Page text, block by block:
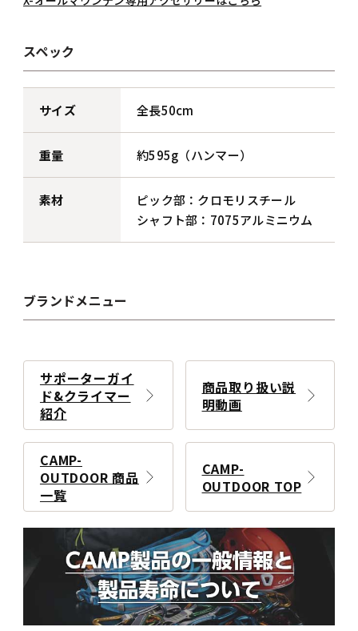
スペック
サイズ 全長50cm
重量 約595g（ハンマー）
素材
ピック部：クロモリスチール
シャフト部：7075アルミニウム
ブランドメニュー
サポーターガイ
ド&クライマー
紹介
商品取り扱い説
明動画
CAMP-
OUTDOOR 商品
一覧
CAMP-
OUTDOOR TOP